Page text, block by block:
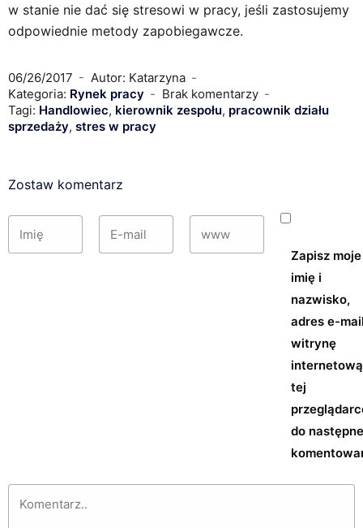
w stanie nie dać się stresowi w pracy, jeśli zastosujemy
odpowiednie metody zapobiegawcze.
06/26/2017
Autor: Katarzyna
Kategoria: Rynek pracy
Brak komentarzy
Tagi: Handlowiec, kierownik zespołu, pracownik działu
sprzedaży, stres w pracy
Zostaw komentarz
Zapisz moje
imię i
nazwisko,
adres e-
witrynę
tej
do